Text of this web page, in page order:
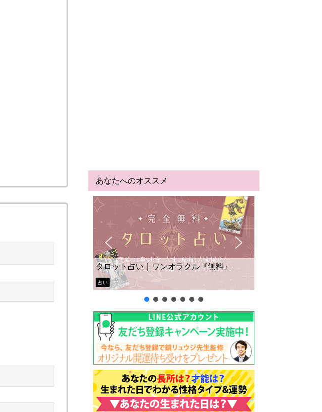
あなたへのオススメ
タロット占い｜ワンオラクル『無料』
占い